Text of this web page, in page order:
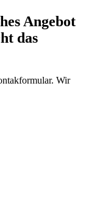
Angebot
das
Wir